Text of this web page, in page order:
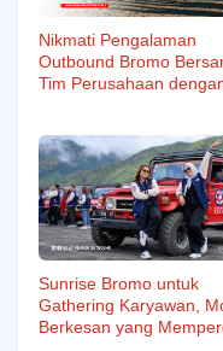
Nikmati Pengalaman
Outbound Bromo
Tim Perusahaan
Sunrise Bromo untuk
Gathering Karyawan,
Berkesan yang